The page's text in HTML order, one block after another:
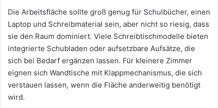
Die Arbeitsfläche sollte groß genug für Schulbücher, einen
Laptop und Schreibmaterial sein, aber nicht so riesig, dass
sie den Raum dominiert. Viele Schreibtischmodelle bieten
integrierte Schubladen oder aufsetzbare Aufsätze, die
sich bei Bedarf ergänzen lassen. Für kleinere Zimmer
eignen sich Wandtische mit Klappmechanismus, die sich
verstauen lassen, wenn die Fläche anderweitig benötigt
wird.